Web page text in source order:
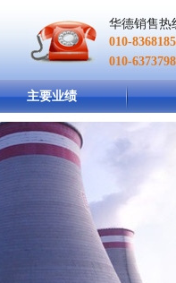
华德销售热
010-
010-
主要业绩